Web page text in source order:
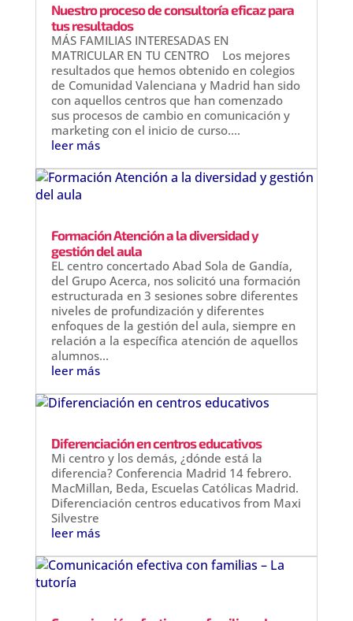
Nuestro proceso de consultoría eficaz para
tus resultados
MÁS FAMILIAS INTERESADAS EN
MATRICULAR EN TU CENTRO Los mejores
resultados que hemos obtenido en colegios
de Comunidad Valenciana y Madrid han sido
con aquellos centros que han comenzado
sus procesos de cambio en comunicación y
marketing con el inicio de curso....
leer más
Formación Atención a la diversidad y
gestión del aula
EL centro concertado Abad Sola de Gandía,
del Grupo Acerca, nos solicitó una formación
estructurada en 3 sesiones sobre diferentes
niveles de profundización y diferentes
enfoques de la gestión del aula, siempre en
relación a la específica atención de aquellos
alumnos...
leer más
Diferenciación en centros educativos
Mi centro y los demás, ¿dónde está la
diferencia? Conferencia Madrid 14 febrero.
MacMillan, Beda, Escuelas Católicas Madrid.
Diferenciación centros educativos from Maxi
Silvestre
leer más